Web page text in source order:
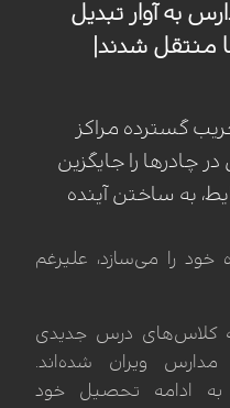
به آوار تبدیل
منتقل شدند|
گسترده مراکز
چادرها را جایگزین
به ساختن آینده
خود را می‌سازد، علیرغم
به کلاس‌های درس جدیدی
ویران شده‌اند.
به ادامه تحصیل خود